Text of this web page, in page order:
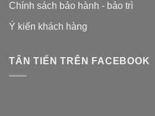
Chính sách bảo hành - bảo trì
Ý kiến khách hàng
TÂN TIẾN TRÊN FACEBOOK